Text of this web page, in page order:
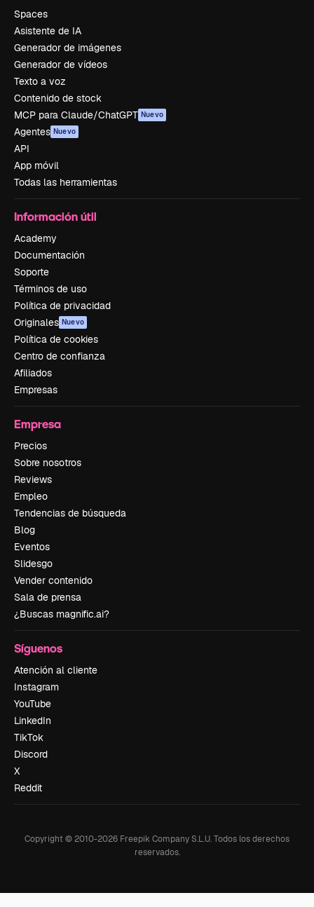
Spaces
Asistente de IA
Generador de imágenes
Generador de vídeos
Texto a voz
Contenido de stock
MCP para Claude/ChatGPT Nuevo
Agentes Nuevo
API
App móvil
Todas las herramientas
Información útil
Academy
Documentación
Soporte
Términos de uso
Política de privacidad
Originales Nuevo
Política de cookies
Centro de confianza
Afiliados
Empresas
Empresa
Precios
Sobre nosotros
Reviews
Empleo
Tendencias de búsqueda
Blog
Eventos
Slidesgo
Vender contenido
Sala de prensa
¿Buscas magnific.ai?
Síguenos
Atención al cliente
Instagram
YouTube
LinkedIn
TikTok
Discord
X
Reddit
Copyright © 2010-2026 Freepik Company S.L.U.Todos los derechos
reservados.